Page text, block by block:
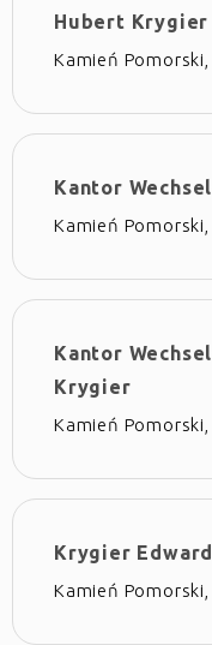
Hubert
Kamień Pomorski,
Kantor
Kamień
Kantor
Krygier
Kamień Pomorski,
Krygier
Kamień Pomorski,